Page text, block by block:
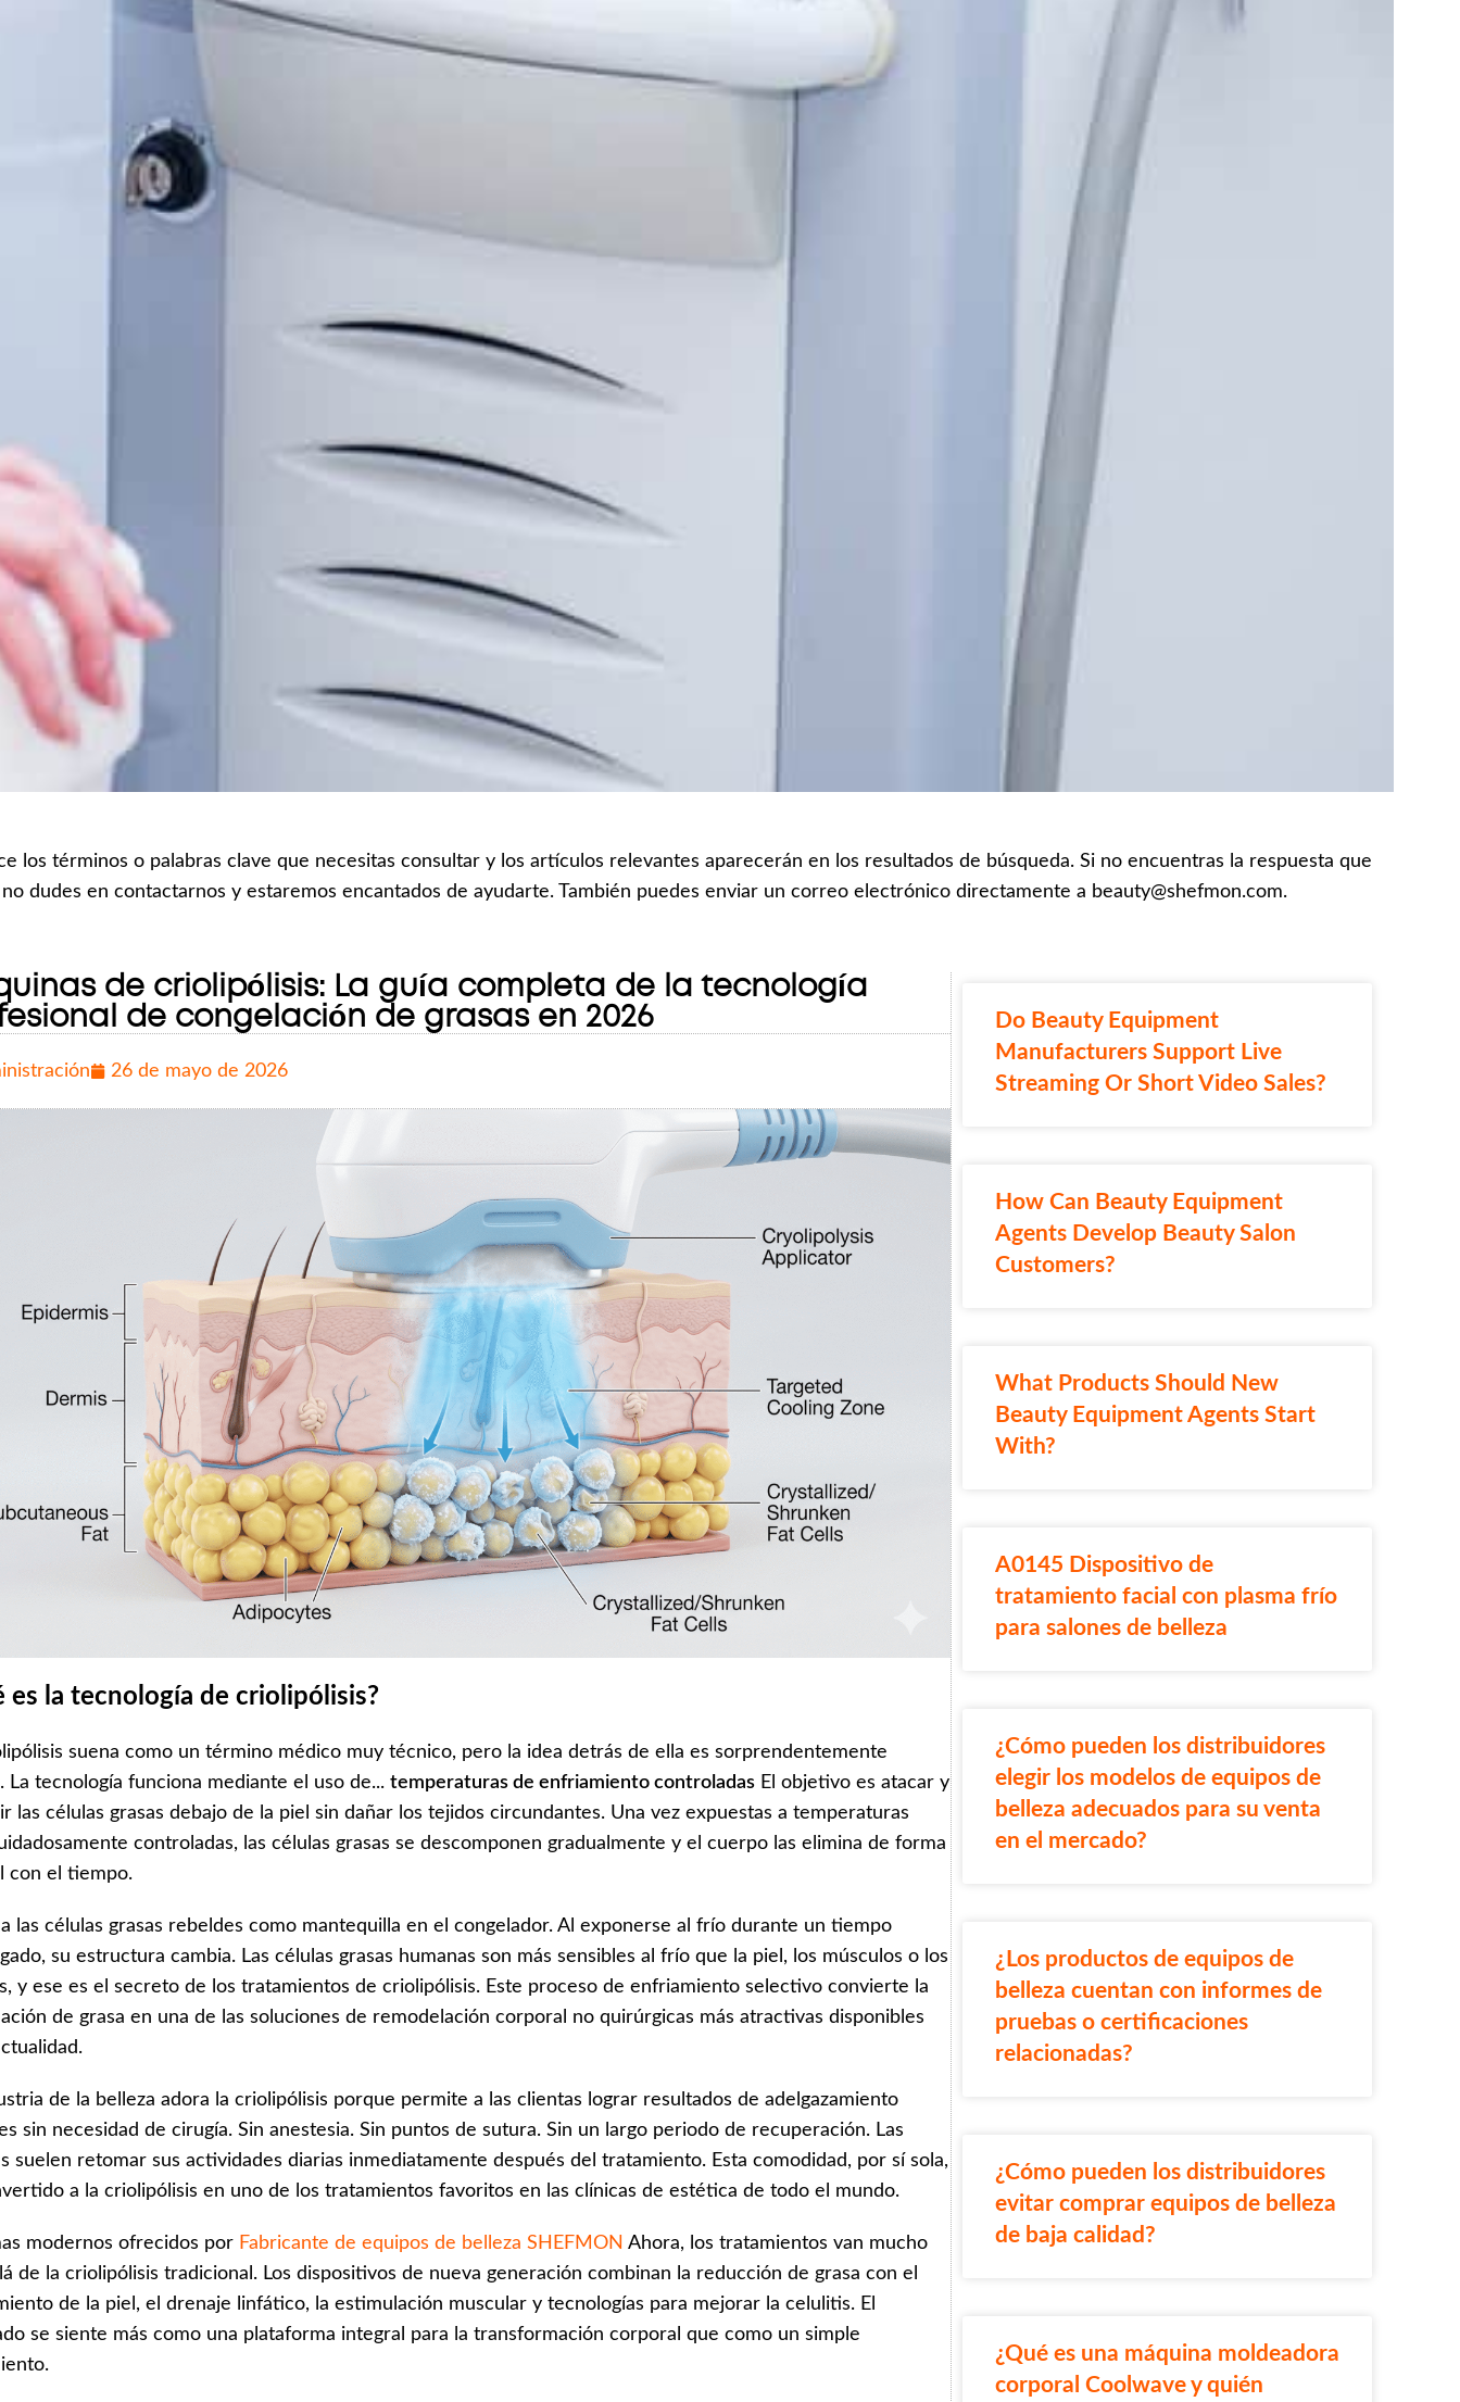
los términos o palabras clave que necesitas consultar y los artículos relevantes aparecerán en los resultados de búsqueda. Si no encuentras la respuesta que
no dudes en contactarnos y estaremos encantados de ayudarte. También puedes enviar un correo electrónico directamente a beauty@shefmon.com.
de criolipólisis: La guía completa de la tecnología
de congelación de grasas en 2026
26 de mayo de 2026
es la tecnología de criolipólisis?
suena como un término médico muy técnico, pero la idea detrás de ella es sorprendentemente
La tecnología funciona mediante el uso de...temperaturas de enfriamiento controladas El objetivo es atacar y
las células grasas debajo de la piel sin dañar los tejidos circundantes. Una vez expuestas a temperaturas
controladas, las células grasas se descomponen gradualmente y el cuerpo las elimina de forma
con el tiempo.
las células grasas rebeldes como mantequilla en el congelador. Al exponerse al frío durante un tiempo
su estructura cambia. Las células grasas humanas son más sensibles al frío que la piel, los músculos o los
y ese es el secreto de los tratamientos de criolipólisis. Este proceso de enfriamiento selectivo convierte la
de grasa en una de las soluciones de remodelación corporal no quirúrgicas más atractivas disponibles
de la belleza adora la criolipólisis porque permite a las clientas lograr resultados de adelgazamiento
sin necesidad de cirugía. Sin anestesia. Sin puntos de sutura. Sin un largo periodo de recuperación. Las
suelen retomar sus actividades diarias inmediatamente después del tratamiento. Esta comodidad, por sí sola,
a la criolipólisis en uno de los tratamientos favoritos en las clínicas de estética de todo el mundo.
modernos ofrecidos por Fabricante de equipos de belleza SHEFMON Ahora, los tratamientos van mucho
de la criolipólisis tradicional. Los dispositivos de nueva generación combinan la reducción de grasa con el
de la piel, el drenaje linfático, la estimulación muscular y tecnologías para mejorar la celulitis. El
se siente más como una plataforma integral para la transformación corporal que como un simple
Do Beauty Equipment
Manufacturers Support Live
Streaming Or Short Video Sales?
How Can Beauty Equipment
Agents Develop Beauty Salon
Customers?
What Products Should New
Beauty Equipment Agents Start
With?
A0145 Dispositivo de
tratamiento facial con plasma frío
para salones de belleza
¿Cómo pueden los distribuidores
elegir los modelos de equipos de
belleza adecuados para su venta
en el mercado?
¿Los productos de equipos de
belleza cuentan con informes de
pruebas o certificaciones
relacionadas?
¿Cómo pueden los distribuidores
evitar comprar equipos de belleza
de baja calidad?
¿Qué es una máquina moldeadora
corporal Coolwave y quién